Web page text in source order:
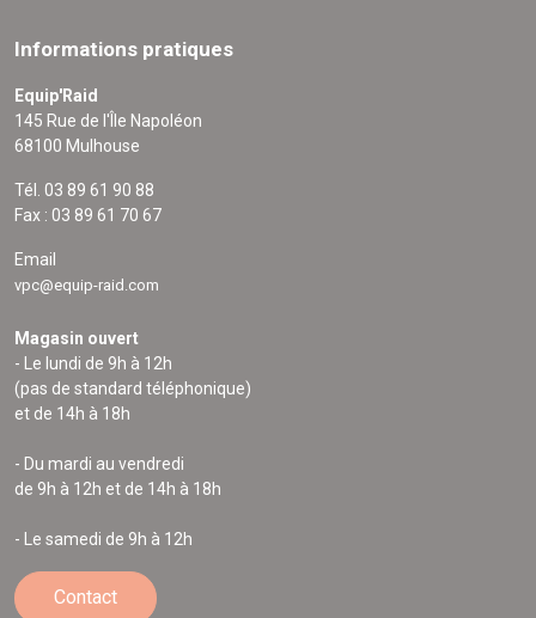
Informations pratiques
Equip'Raid
145 Rue de l'Île Napoléon
68100 Mulhouse
Tél. 03 89 61 90 88
Fax : 03 89 61 70 67
Email
vpc@equip-raid.com
Magasin ouvert
- Le lundi de 9h à 12h
(pas de standard téléphonique)
et de 14h à 18h
- Du mardi au vendredi
de 9h à 12h et de 14h à 18h
- Le samedi de 9h à 12h
Contact